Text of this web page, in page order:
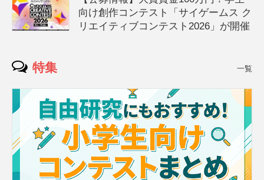
向け創作コンテスト「サイゲームス ク
リエイティブコンテスト2026」が開催
特集 一覧